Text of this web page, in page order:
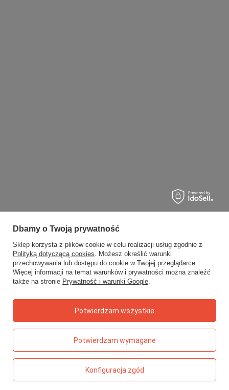
Dbamy o Twoją prywatność
Sklep korzysta z plików cookie w celu realizacji usług zgodnie z
Polityką dotyczącą cookies. Możesz określić warunki
przechowywania lub dostępu do cookie w Twojej przeglądarce.
Więcej informacji na temat warunków i prywatności można znaleźć
także na stronie Prywatność i warunki Google.
Potwierdzam wymagane
Konfiguracja zgód
Potwierdzam wszystkie